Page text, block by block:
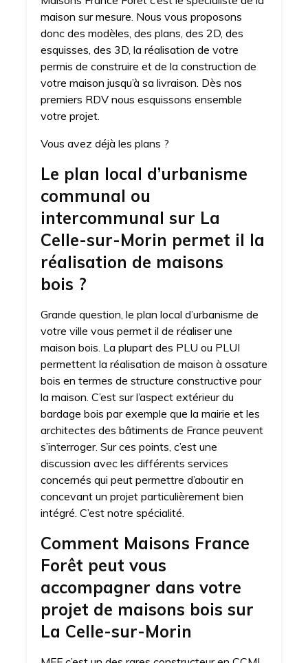
maison sur mesure. Nous vous proposons
donc des modèles, des plans, des 2D, des
esquisses, des 3D, la réalisation de votre
permis de construire et de la construction de
votre maison jusqu’à sa livraison. Dès nos
premiers RDV nous esquissons ensemble
votre projet.
Vous avez déjà les plans ?
Le plan local d’urbanisme
communal ou
intercommunal sur La
Celle-sur-Morin permet il la
réalisation de maisons
bois ?
Grande question, le plan local d’urbanisme de
votre ville vous permet il de réaliser une
maison bois. La plupart des PLU ou PLUI
permettent la réalisation de maison à ossature
bois en termes de structure constructive pour
la maison. C’est sur l’aspect extérieur du
bardage bois par exemple que la mairie et les
architectes des bâtiments de France peuvent
s’interroger. Sur ces points, c’est une
discussion avec les différents services
concernés qui peut permettre d’aboutir en
concevant un projet particulièrement bien
intégré. C’est notre spécialité.
Comment Maisons France
Forêt peut vous
accompagner dans votre
projet de maisons bois sur
La Celle-sur-Morin